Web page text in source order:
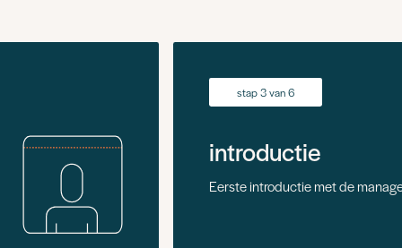
stap 3 van 6
introductie
Eerste introductie met de